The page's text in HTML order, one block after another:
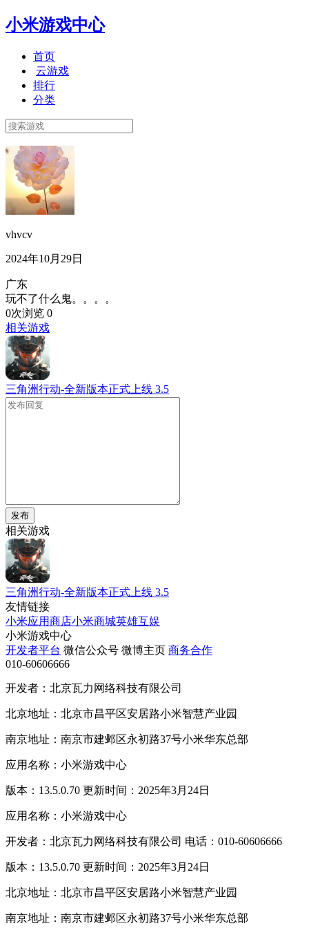
小米游戏中心
首页
云游戏
排行
分类
vhvcv
2024年10月29日
广东
玩不了什么鬼。。。。
0次浏览 0
相关游戏
三角洲行动-全新版本正式上线 3.5
发布
相关游戏
三角洲行动-全新版本正式上线 3.5
友情链接
小米应用商店小米商城英雄互娱
小米游戏中心
开发者平台 微信公众号 微博主页 商务合作
010-60606666
开发者：北京瓦力网络科技有限公司
北京地址：北京市昌平区安居路小米智慧产业园
南京地址：南京市建邺区永初路37号小米华东总部
应用名称：小米游戏中心
版本：13.5.0.70 更新时间：2025年3月24日
应用名称：小米游戏中心
开发者：北京瓦力网络科技有限公司 电话：010-60606666
版本：13.5.0.70 更新时间：2025年3月24日
北京地址：北京市昌平区安居路小米智慧产业园
南京地址：南京市建邺区永初路37号小米华东总部